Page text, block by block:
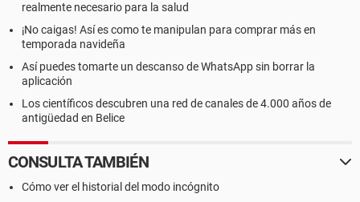
realmente necesario para la salud
¡No caigas! Así es como te manipulan para comprar más en
temporada navideña
Así puedes tomarte un descanso de WhatsApp sin borrar la
aplicación
Los científicos descubren una red de canales de 4.000 años de
antigüedad en Belice
CONSULTA TAMBIÉN
Cómo ver el historial del modo incógnito